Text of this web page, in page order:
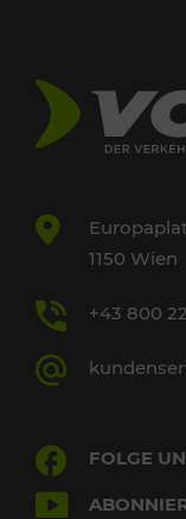
1150 Wien
+43 800
FOLGE